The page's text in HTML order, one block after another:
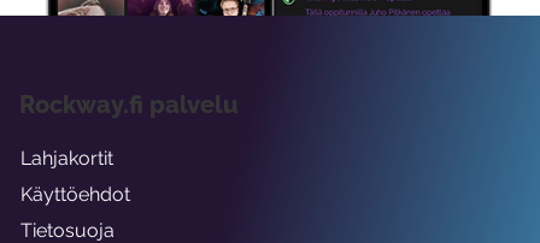
Rockway.fi palvelu
Lahjakortit
Käyttöehdot
Tietosuoja